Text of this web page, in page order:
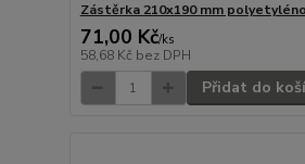
Zástěrka 210x190 mm
71,00 Kč/ks
58,68 Kč bez DPH
Přidat do